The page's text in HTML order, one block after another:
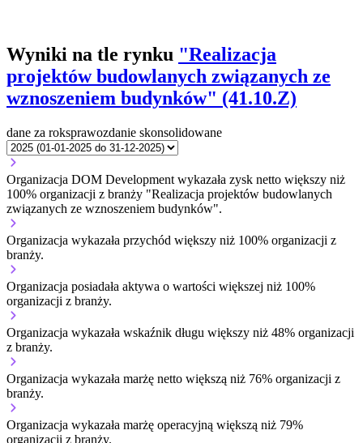
Wyniki na tle rynku "Realizacja
projektów budowlanych związanych ze
wznoszeniem budynków" (41.10.Z)
dane za roksprawozdanie skonsolidowane
Organizacja DOM Development wykazała zysk netto większy niż
100% organizacji z branży "Realizacja projektów budowlanych
związanych ze wznoszeniem budynków".
Organizacja wykazała przychód większy niż 100% organizacji z
branży.
Organizacja posiadała aktywa o wartości większej niż 100%
organizacji z branży.
Organizacja wykazała wskaźnik długu większy niż 48% organizacji
z branży.
Organizacja wykazała marżę netto większą niż 76% organizacji z
branży.
Organizacja wykazała marżę operacyjną większą niż 79%
organizacji z branży.